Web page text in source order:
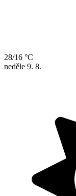
28/16 °C
neděle 9. 8.